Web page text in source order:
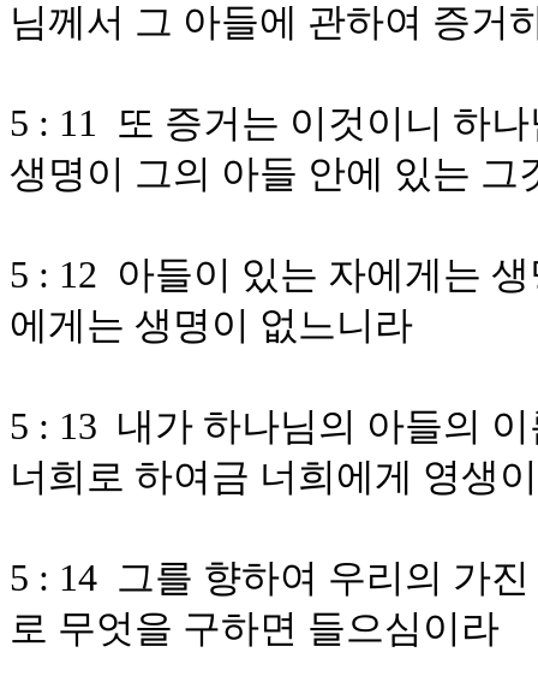
님께서 그 아들에 관하여 증거
5 : 11 또 증거는 이것이니 하
생명이 그의 아들 안에 있는 그
5 : 12 아들이 있는 자에게는
에게는 생명이 없느니라
5 : 13 내가 하나님의 아들의
너희로 하여금 너희에게 영생
5 : 14 그를 향하여 우리의 가
로 무엇을 구하면 들으심이라